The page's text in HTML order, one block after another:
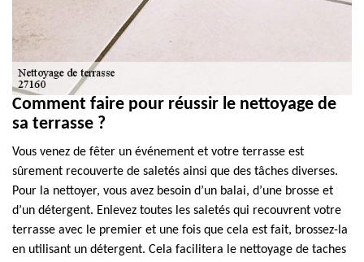
Comment faire pour réussir le nettoyage de
sa terrasse ?
Vous venez de fêter un événement et votre terrasse est
sûrement recouverte de saletés ainsi que des tâches diverses.
Pour la nettoyer, vous avez besoin d’un balai, d’une brosse et
d’un détergent. Enlevez toutes les saletés qui recouvrent votre
terrasse avec le premier et une fois que cela est fait, brossez-la
en utilisant un détergent. Cela facilitera le nettoyage de taches